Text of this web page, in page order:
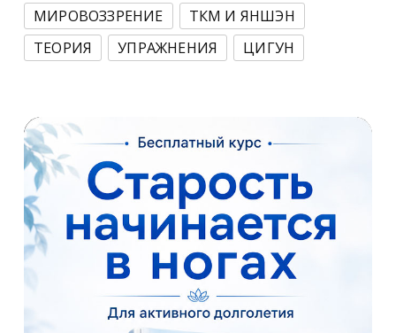
МИРОВОЗЗРЕНИЕ
ТКМ И ЯНШЭН
ТЕОРИЯ
УПРАЖНЕНИЯ ЦИГУН